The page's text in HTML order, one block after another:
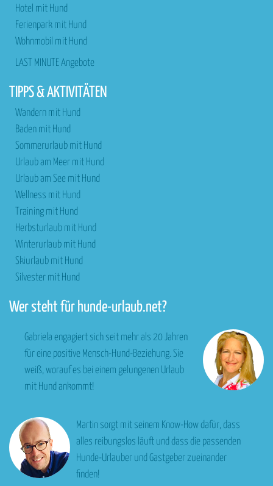
Hotel mit Hund
Ferienpark mit Hund
Wohnmobil mit Hund
LAST MINUTE Angebote
TIPPS & AKTIVITÄTEN
Wandern mit Hund
Baden mit Hund
Sommerurlaub mit Hund
Urlaub am Meer mit Hund
Urlaub am See mit Hund
Wellness mit Hund
Training mit Hund
Herbsturlaub mit Hund
Winterurlaub mit Hund
Skiurlaub mit Hund
Silvester mit Hund
Wer steht für hunde-urlaub.net?
Gabriela engagiert sich seit mehr als 20 Jahren
für eine positive Mensch-Hund-Beziehung. Sie
weiß, worauf es bei einem gelungenen Urlaub
mit Hund ankommt!
Martin sorgt mit seinem Know-How dafür, dass
alles reibungslos läuft und dass die passenden
Hunde-Urlauber und Gastgeber zueinander
finden!